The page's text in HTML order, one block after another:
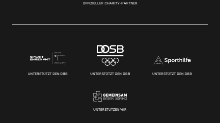
OFFIZIELLER CHARITY-PARTNER
UNTERSTÜTZT DEN DBB UNTERSTÜTZT DEN DBB UNTERSTÜTZT DEN DBB
UNTERSTÜTZEN WIR